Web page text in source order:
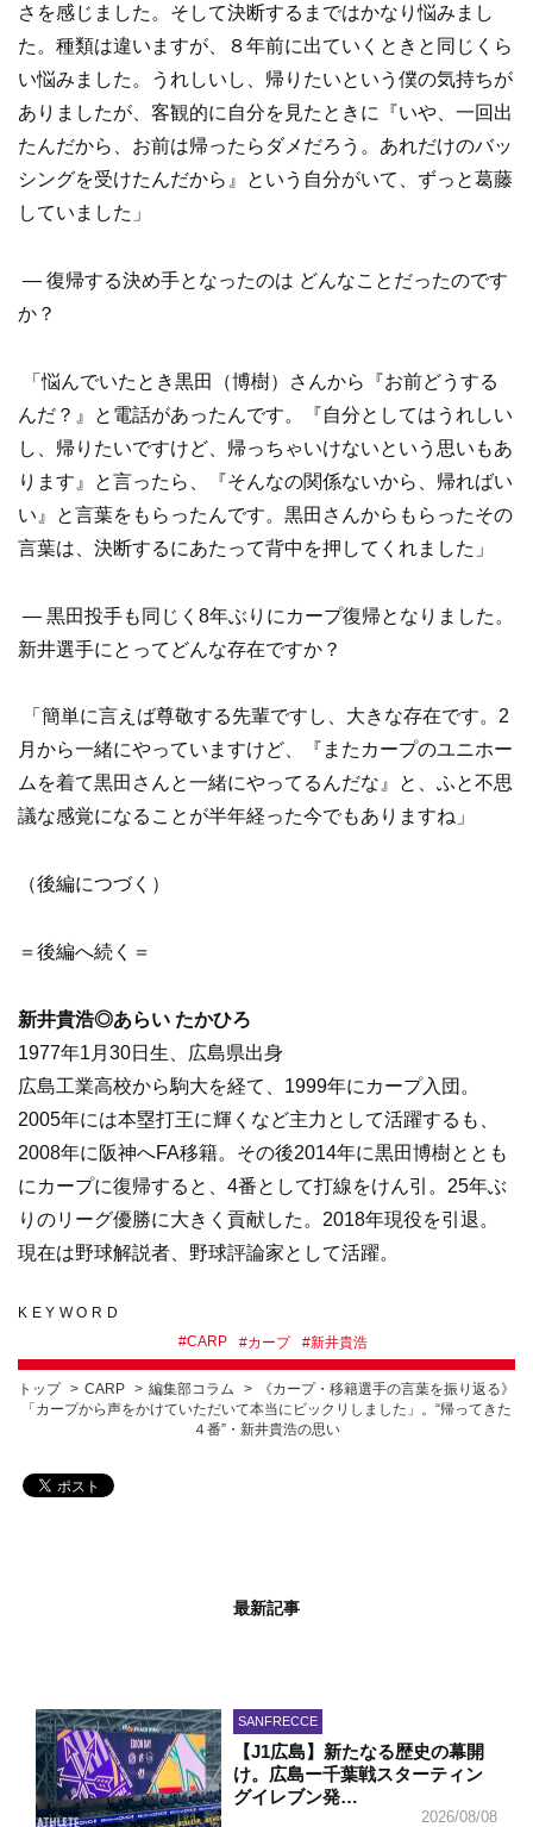
さを感じました。そして決断するまではかなり悩みまし
た。種類は違いますが、８年前に出ていくときと同じくら
い悩みました。うれしいし、帰りたいという僕の気持ちが
ありましたが、客観的に自分を見たときに『いや、一回出
たんだから、お前は帰ったらダメだろう。あれだけのバッ
シングを受けたんだから』という自分がいて、ずっと葛藤
していました」
― 復帰する決め手となったのは どんなことだったのです
か？
「悩んでいたとき黒田（博樹）さんから『お前どうする
んだ？』と電話があったんです。『自分としてはうれしい
し、帰りたいですけど、帰っちゃいけないという思いもあ
ります』と言ったら、『そんなの関係ないから、帰ればい
い』と言葉をもらったんです。黒田さんからもらったその
言葉は、決断するにあたって背中を押してくれました」
― 黒田投手も同じく8年ぶりにカープ復帰となりました。
新井選手にとってどんな存在ですか？
「簡単に言えば尊敬する先輩ですし、大きな存在です。2
月から一緒にやっていますけど、『またカープのユニホー
ムを着て黒田さんと一緒にやってるんだな』と、ふと不思
議な感覚になることが半年経った今でもありますね」
（後編につづく）
＝後編へ続く＝
新井貴浩◎あらい たかひろ
1977年1月30日生、広島県出身
広島工業高校から駒大を経て、1999年にカープ入団。
2005年には本塁打王に輝くなど主力として活躍するも、
2008年に阪神へFA移籍。その後2014年に黒田博樹ととも
にカープに復帰すると、4番として打線をけん引。25年ぶ
りのリーグ優勝に大きく貢献した。2018年現役を引退。
現在は野球解説者、野球評論家として活躍。
KEYWORD
#CARP #カープ #新井貴浩
トップ CARP 編集部コラム
《カープ・移籍選手の言葉を振り返る》
「カープから声をかけていただいて本当にビックリしました」。“帰ってきた
４番”・新井貴浩の思い
最新記事
SANFRECCE
【J1広島】新たなる歴史の幕開
け。広島ー千葉戦スターティン
グイレブン発…
2026/08/08